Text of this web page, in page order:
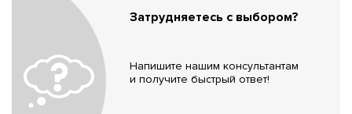
Затрудняетесь с выбором?
Напишите нашим консультантам
и получите быстрый ответ!